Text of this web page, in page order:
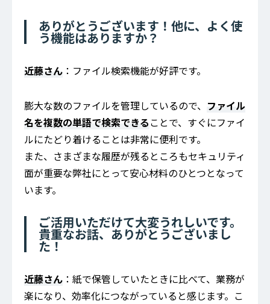
ありがとうございます！他に、よく使
う機能はありますか？
近藤さん ：ファイル検索機能が好評です。
膨大な数のファイルを管理しているので、 ファイル
名を複数の単語で検索できることで、すぐにファイ
ルにたどり着けることは非常に便利です。
また、さまざまな履歴が残るところもセキュリティ
面が重要な弊社にとって安心材料のひとつとなって
います。
ご活用いただけて大変うれしいです。
貴重なお話、ありがとうございまし
た！
近藤さん ：紙で保管していたときに比べて、業務が
楽になり、効率化につながっていると感じます。こ